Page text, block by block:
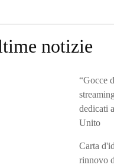
notizie
“Gocce
dedicati
Unito
Carta
rinnovo